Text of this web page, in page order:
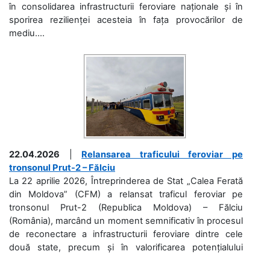
în consolidarea infrastructurii feroviare naționale și în
sporirea rezilienței acesteia în fața provocărilor de
mediu....
22.04.2026
Relansarea traficului feroviar pe
tronsonul Prut-2 – Fălciu
La 22 aprilie 2026, Întreprinderea de Stat „Calea Ferată
din Moldova” (CFM) a relansat traficul feroviar pe
tronsonul Prut-2 (Republica Moldova) – Fălciu
(România), marcând un moment semnificativ în procesul
de reconectare a infrastructurii feroviare dintre cele
două state, precum și în valorificarea potențialului